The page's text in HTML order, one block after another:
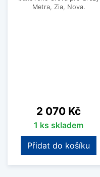
Metra, Zia, Nova.
Cena
2 070 Kč
1 ks skladem
Přidat do košíku